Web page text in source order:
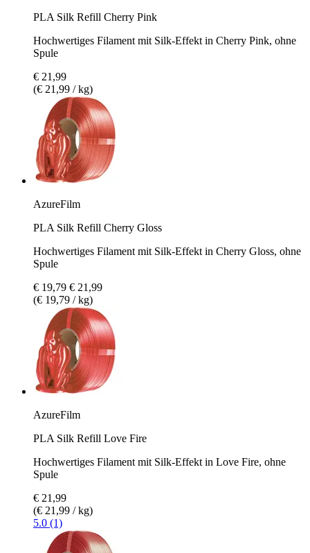
PLA Silk Refill Cherry Pink
Hochwertiges Filament mit Silk-Effekt in Cherry Pink, ohne
Spule
€ 21,99
(€ 21,99 / kg)
AzureFilm
PLA Silk Refill Cherry Gloss
Hochwertiges Filament mit Silk-Effekt in Cherry Gloss, ohne
Spule
€ 19,79 € 21,99
(€ 19,79 / kg)
AzureFilm
PLA Silk Refill Love Fire
Hochwertiges Filament mit Silk-Effekt in Love Fire, ohne
Spule
€ 21,99
(€ 21,99 / kg)
5.0 (1)